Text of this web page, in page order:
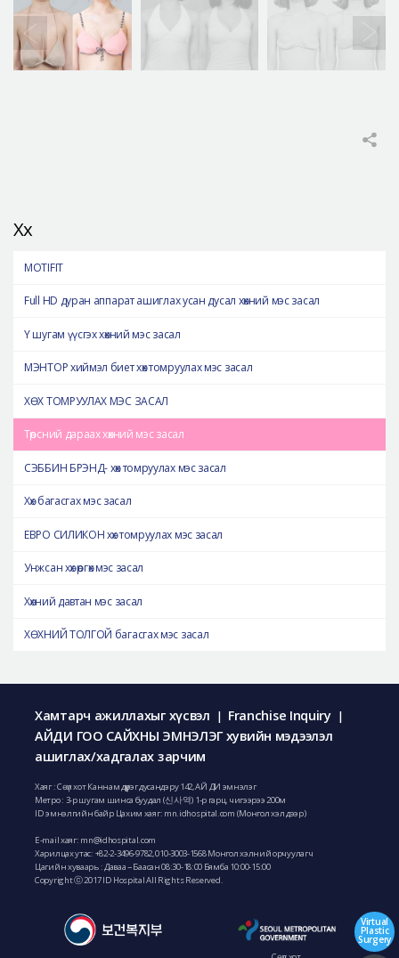
Хөх
MOTIFIT
Full HD дуран аппарат ашиглах усан дусал хөхний мэс засал
Y шугам үүсгэх хөхний мэс засал
МЭНТОР хиймэл биет хөх томруулах мэс засал
ХӨХ ТОМРУУЛАХ МЭС ЗАСАЛ
Төрсний дараах хөхний мэс засал
СЭББИН БРЭНД- хөх томруулах мэс засал
Хөх багасгах мэс засал
ЕВРО СИЛИКОН хөх томруулах мэс засал
Унжсан хөх өргөх мэс засал
Хөхний давтан мэс засал
ХӨХНИЙ ТОЛГОЙ багасгах мэс засал
Хамтарч ажиллахыг хүсвэл | Franchise Inquiry |
АЙДИ ГОО САЙХНЫ ЭМНЭЛЭГ хувийн мэдээлэл
ашиглах/хадгалах зарчим
Хаяг : Сөүл хот Каннам дүүрэг дусандэру 142, АЙ ДИ эмнэлэг
Метро : 3-р шугам шинса буудал (신사역) 1-р гарц, чигээрээ 200м
ID эмнэлгийн байр Цахим хаяг: mn.idhospital.com (Монгол хэл дээр)
E-mail хаяг: mn@idhospital.com
Харилцах утас: +82-2-3496-9782,010-3003-1568 Монгол хэлний орчуулагч
Цагийн хуваарь : Даваа ~ Баасан 08:30-18:00 Бямба 10:00-15:00
Copyright ⓒ 2017 ID Hospital All Rights Reserved.
Virtual
Plastic
Surgery